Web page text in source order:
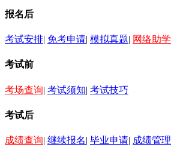
报名后
考试安排| 免考申请| 模拟真题| 网络助学
考试前
考场查询| 考试须知| 考试技巧
考试后
成绩查询| 继续报名| 毕业申请| 成绩管理